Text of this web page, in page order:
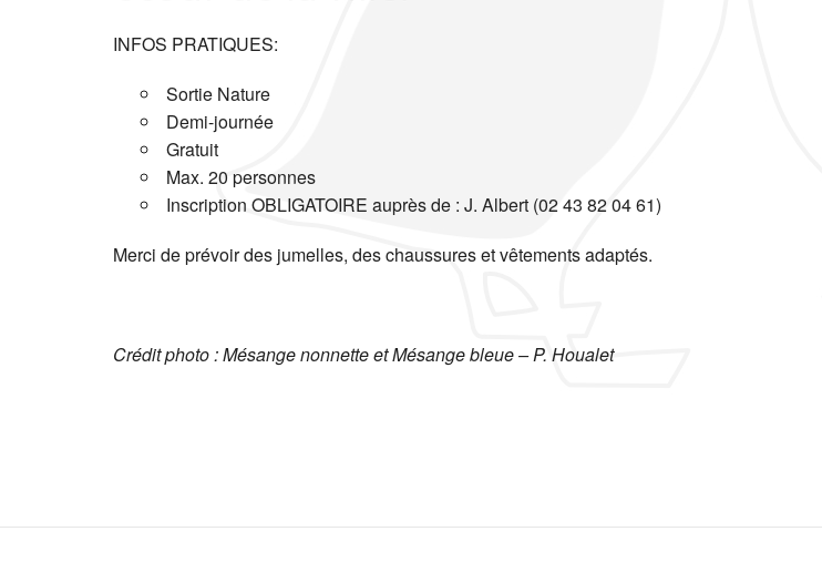
INFOS PRATIQUES:
Sortie Nature
Demi-journée
Gratuit
Max. 20 personnes
Inscription OBLIGATOIRE auprès de : J. Albert (02 43 82 04 61)
Merci de prévoir des jumelles, des chaussures et vêtements adaptés.
Crédit photo : Mésange nonnette et Mésange bleue – P. Houalet